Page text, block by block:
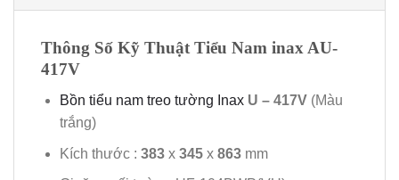
Thông Số Kỹ Thuật Tiểu Nam inax AU-
417V
Bồn tiểu nam treo tường InaxU – 417V(Màu
trắng)
Kích thước : 383x345 x 863mm